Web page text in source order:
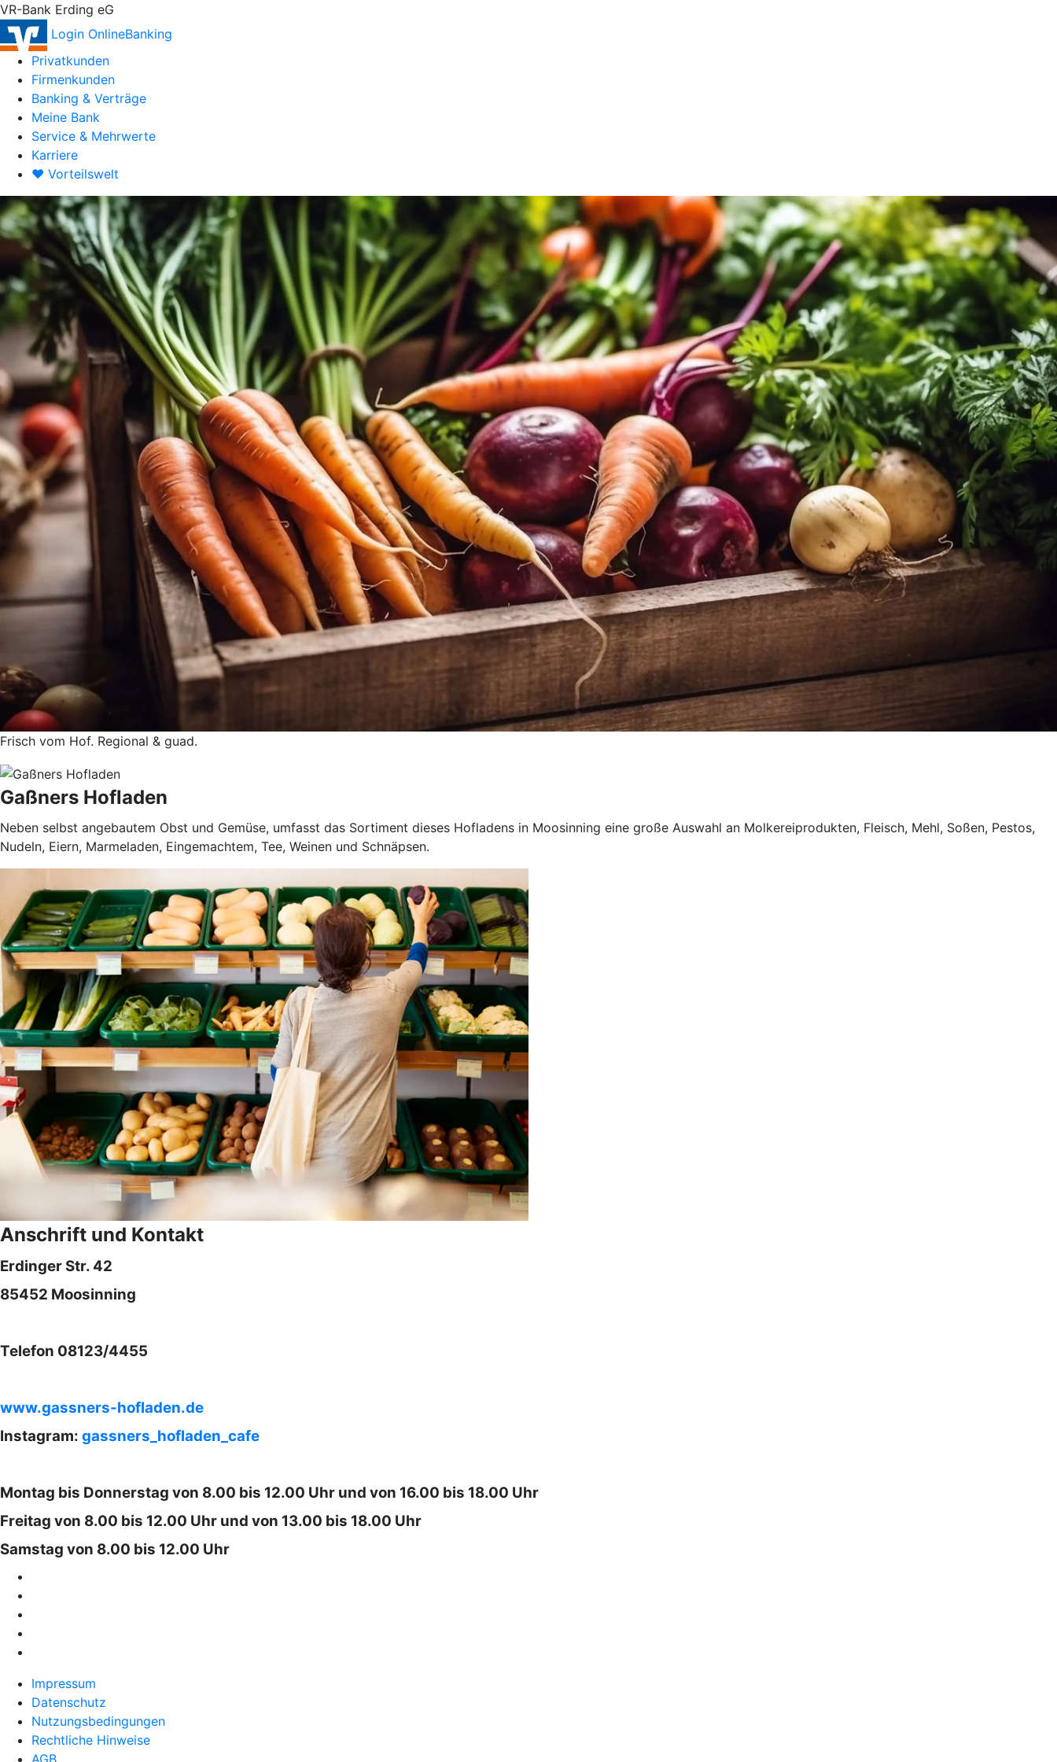
VR-Bank Erding eG
Login OnlineBanking
Privatkunden
Firmenkunden
Banking & Verträge
Meine Bank
Service & Mehrwerte
Karriere
♥ Vorteilswelt
Frisch vom Hof. Regional & guad.
Gaßners Hofladen
Neben selbst angebautem Obst und Gemüse, umfasst das Sortiment dieses Hofladens in Moosinning eine große Auswahl an Molkereiprodukten, Fleisch, Mehl, Soßen, Pestos,
Nudeln, Eiern, Marmeladen, Eingemachtem, Tee, Weinen und Schnäpsen.
Anschrift und Kontakt
Erdinger Str. 42
85452 Moosinning
Telefon 08123/4455
www.gassners-hofladen.de
Instagram: gassners_hofladen_cafe
Montag bis Donnerstag von 8.00 bis 12.00 Uhr und von 16.00 bis 18.00 Uhr
Freitag von 8.00 bis 12.00 Uhr und von 13.00 bis 18.00 Uhr
Samstag von 8.00 bis 12.00 Uhr
Impressum
Datenschutz
Nutzungsbedingungen
Rechtliche Hinweise